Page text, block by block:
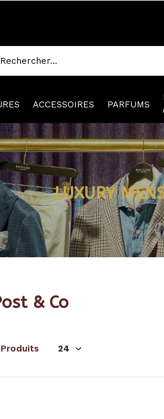
ACCESSOIRES PARFUMS
LUXURY
& Co